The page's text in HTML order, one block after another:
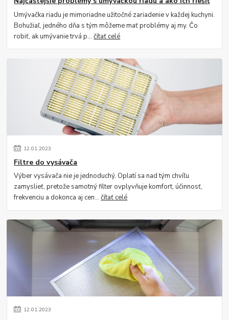
Umývačka riadu je mimoriadne užitočné zariadenie v každej kuchyni.
Bohužiaľ, jedného dňa s tým môžeme mať problémy aj my. Čo
robiť, ak umývanie trvá p...čítať celé
12.01.2023
Filtre do vysávača
Výber vysávača nie je jednoduchý. Oplatí sa nad tým chvíľu
zamyslieť, pretože samotný filter ovplyvňuje komfort, účinnosť,
frekvenciu a dokonca aj cen...čítať celé
12.01.2023